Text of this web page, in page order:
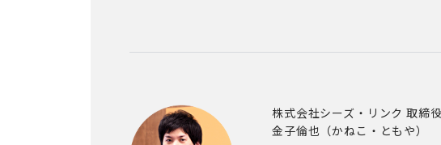
株式会社シーズ・リンク 取締
金子倫也 （かねこ・ともや）